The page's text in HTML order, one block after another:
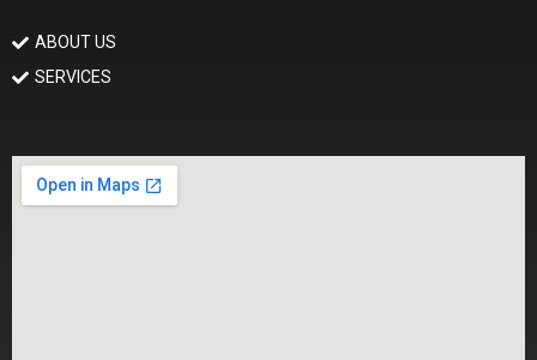
ABOUT US
SERVICES